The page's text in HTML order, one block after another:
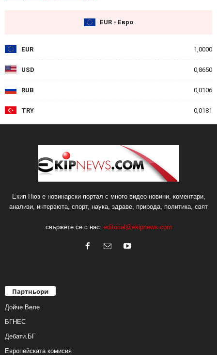
EUR - Евро
EUR 1,0000
USD 0,8650
RUB 0,0106
TRY 0,0181
Екип Нюз е новинарски портал с много видео новини, коментари,
анализи, интервюта, спорт, наука, здраве, природа, политика, свят
свържете се с нас: editorial@ekipnews.com
Партньори
Дойче Веле
БГНЕС
Дебати.БГ
Европейската комисия